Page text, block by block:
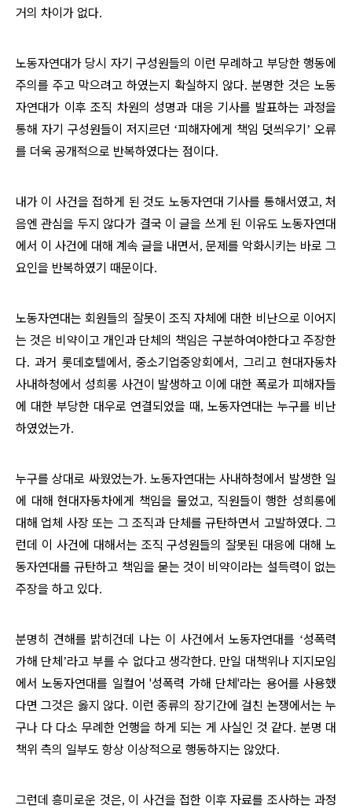
거의 차이가 없다.
노동자연대가 당시 자기 구성원들의 이런 무례하고 부당한 행동에
주의를 주고 막으려고 하였는지 확실하지 않다. 분명한 것은 노동
자연대가 이후 조직 차원의 성명과 대응 기사를 발표하는 과정을
통해 자기 구성원들이 저지르던 ‘피해자에게 책임 덧씌우기 ’오류
를 더욱 공개적으로 반복하였다는 점이다.
내가 이 사건을 접하게 된 것도 노동자연대 기사를 통해서였고,처
음엔 관심을 두지 않다가 결국 이 글을 쓰게 된 이유도 노동자연대
에서 이 사건에 대해 계속 글을 내면서 , 문제를 악화시키는 바로 그
요인을 반복하였기 때문이다.
노동자연대는 회원들의 잘못이 조직 자체에 대한 비난으로 이어지
는 것은 비약이고 개인과 단체의 책임은 구분하여야한다고 주장한
다.과거 롯데호텔에서 ,중소기업중앙회에서 , 그리고 현대자동차
사내하청에서 성희롱 사건이 발생하고 이에 대한 폭로가 피해자들
에 대한 부당한 대우로 연결되었을 때, 노동자연대는 누구를 비난
하였었는가.
누구를 상대로 싸웠었는가.노동자연대는 사내하청에서 발생한 일
에 대해 현대자동차에게 책임을 물었고, 직원들이 행한 성희롱에
대해 업체 사장 또는 그 조직과 단체를 규탄하면서 고발하였다.그
런데 이 사건에 대해서는 조직 구성원들의 잘못된 대응에 대해 노
동자연대를 규탄하고 책임을 묻는 것이 비약이라는 설득력이 없는
주장을 하고 있다.
분명히 견해를 밝히건데 나는 이 사건에서 노동자연대를 ‘성폭력
가해 단체 ’라고 부를 수 없다고 생각한다. 만일 대책위나 지지모임
에서 노동자연대를 일컬어 '성폭력 가해 단체'라는 용어를 사용했
다면 그것은 옳지 않다. 이런 종류의 장기간에 걸친 논쟁에서는 누
구나 다 다소 무례한 언행을 하게 되는 게 사실인 것 같다. 분명 대
책위 측의 일부도 항상 이상적으로 행동하지는 않았다.
그런데 흥미로운 것은, 이 사건을 접한 이후 자료를 조사하는 과정